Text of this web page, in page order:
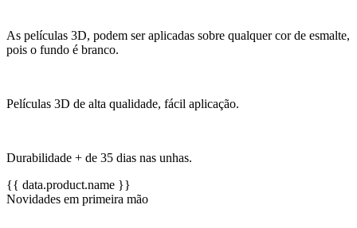
As películas 3D, podem ser aplicadas sobre qualquer cor de esmalte,
pois o fundo é branco.
Películas 3D de alta qualidade, fácil aplicação.
Durabilidade + de 35 dias nas unhas.
{{ data.product.name }}
Novidades em primeira mão